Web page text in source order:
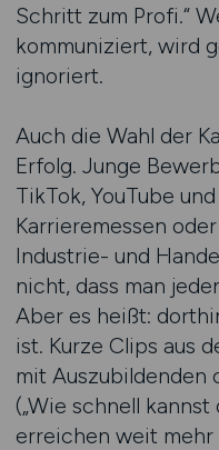
Schritt zum Profi.“
kommuniziert, wird
ignoriert.
Auch die Wahl der
Erfolg. Junge
TikTok, YouTube
Karrieremessen
Industrie- und
nicht, dass man
Aber es heißt:
ist. Kurze Clips aus
mit Auszubildenden
(„Wie schnell
erreichen weit mehr